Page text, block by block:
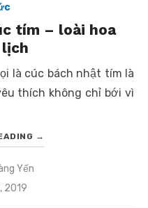
tím – loài hoa
là cúc bách nhật tím là
thích không chỉ bới vì
→
Yến
2019